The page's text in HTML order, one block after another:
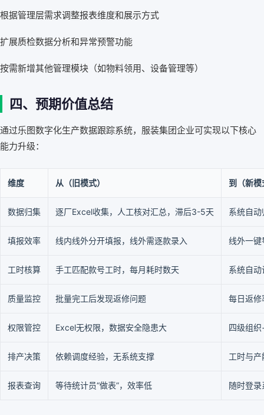
根据管理层需求调整报表维度和展示方式
扩展质检数据分析和异常预警功能
按需新增其他管理模块（如物料领用、设备管理等）
四、预期价值总结
通过乐图数字化生产数据跟踪系统，服装集团企业可实现以下核心
能力升级：
维度 从（旧模式） 到（新模
数据归集 逐厂Excel收集，人工核对汇总，滞后3-5天 系统自
填报效率 线内线外分开填报，线外需逐款录入 线外一键
工时核算 手工匹配款号工时，每月耗时数天 系统自
质量监控 批量完工后发现返修问题 每日返修
权限管控 Excel无权限，数据安全隐患大 四级组
排产决策 依赖调度经验，无系统支撑 工时与
报表查询 等待统计员“做表”，效率低 随时登